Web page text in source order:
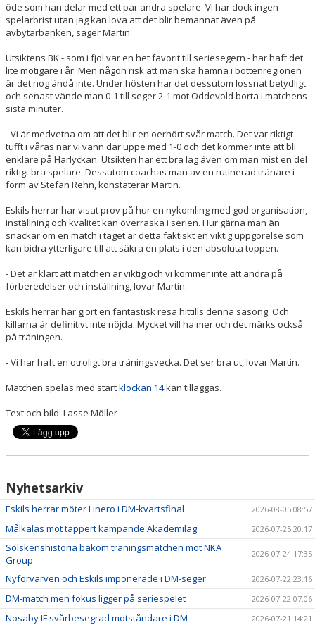
öde som han delar med ett par andra spelare. Vi har dock ingen
spelarbrist utan jag kan lova att det blir bemannat även på
avbytarbänken, säger Martin.
Utsiktens BK - som i fjol var en het favorit till seriesegern - har haft det
lite motigare i år. Men någon risk att man ska hamna i bottenregionen
är det nog ändå inte. Under hösten har det dessutom lossnat betydligt
och senast vände man 0-1 till seger 2-1 mot Oddevold borta i matchens
sista minuter.
- Vi är medvetna om att det blir en oerhört svår match. Det var riktigt
tufft i våras när vi vann där uppe med 1-0 och det kommer inte att bli
enklare på Harlyckan. Utsikten har ett bra lag även om man mist en del
riktigt bra spelare. Dessutom coachas man av en rutinerad tränare i
form av Stefan Rehn, konstaterar Martin.
Eskils herrar har visat prov på hur en nykomling med god organisation,
inställning och kvalitet kan överraska i serien. Hur gärna man än
snackar om en match i taget är detta faktiskt en viktig uppgörelse som
kan bidra ytterligare till att säkra en plats i den absoluta toppen.
- Det är klart att matchen är viktig och vi kommer inte att ändra på
förberedelser och inställning, lovar Martin.
Eskils herrar har gjort en fantastisk resa hittills denna säsong. Och
killarna är definitivt inte nöjda. Mycket vill ha mer och det märks också
på träningen.
- Vi har haft en otroligt bra träningsvecka. Det ser bra ut, lovar Martin.
Matchen spelas med startklockan 14kan tilläggas.
Text och bild: Lasse Möller
Nyhetsarkiv
Eskils herrar möter Linero i DM-kvartsfinal 2026-08-05 08:57
Målkalas mot tappert kämpande Akademilag 2026-07-25 20:17
Solskenshistoria bakom träningsmatchen mot NKA
Group
2026-07-24 17:35
Nyförvärven och Eskils imponerade i DM-seger 2026-07-22 23:16
DM-match men fokus ligger på seriespelet 2026-07-22 07:06
Nosaby IF svårbesegrad motståndare i DM 2026-07-21 14:21